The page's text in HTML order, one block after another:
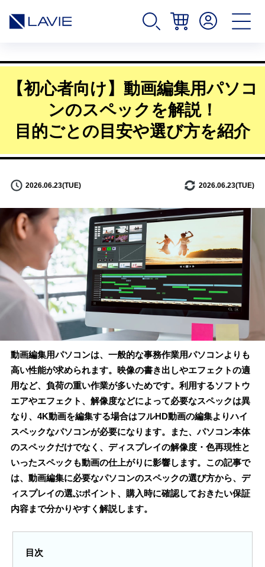
【初心者向け】動画編集用パソコ
ンのスペックを解説！
目的ごとの目安や選び方を紹介
2026.06.23(TUE) 2026.06.23(TUE)
動画編集用パソコンは、一般的な事務作業用パソコンよりも
高い性能が求められます。映像の書き出しやエフェクトの適
用など、負荷の重い作業が多いためです。利用するソフトウ
エアやエフェクト、解像度などによって必要なスペックは異
なり、4K動画を編集する場合はフルHD動画の編集よりハイ
スペックなパソコンが必要になります。また、パソコン本体
のスペックだけでなく、ディスプレイの解像度・色再現性と
いったスペックも動画の仕上がりに影響します。この記事で
は、動画編集に必要なパソコンのスペックの選び方から、デ
ィスプレイの選ぶポイント、購入時に確認しておきたい保証
内容まで分かりやすく解説します。
目次